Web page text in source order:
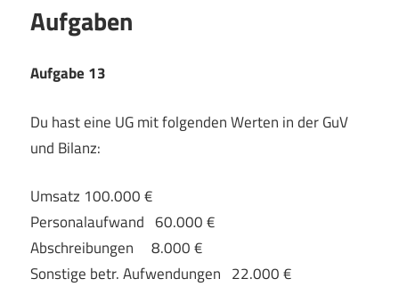
Aufgaben
Aufgabe 13
Du hast eine UG mit folgenden Werten in der GuV
und Bilanz:
Umsatz 100.000 €
Personalaufwand 60.000 €
Abschreibungen 8.000 €
Sonstige betr. Aufwendungen 22.000 €